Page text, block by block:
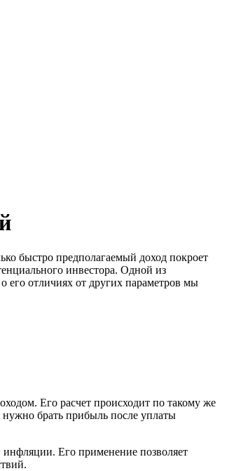
быстро предполагаемый доход покроет
инвестора. Одной из
его отличиях от других параметров мы
Его расчет происходит по такому же
брать прибыль после уплаты
Его применение позволяет